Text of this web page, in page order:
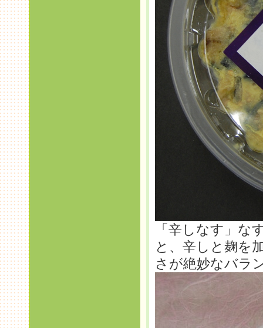
「辛しなす」な
と、辛しと麹を
さが絶妙なバラ